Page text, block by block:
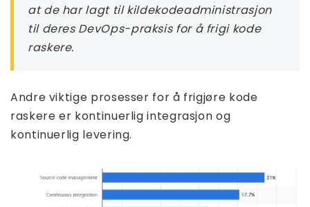
at de har lagt til kildekodeadministrasjon
til deres DevOps-praksis for å frigi kode
raskere.
Andre viktige prosesser for å frigjøre kode
raskere er kontinuerlig integrasjon og
kontinuerlig levering.